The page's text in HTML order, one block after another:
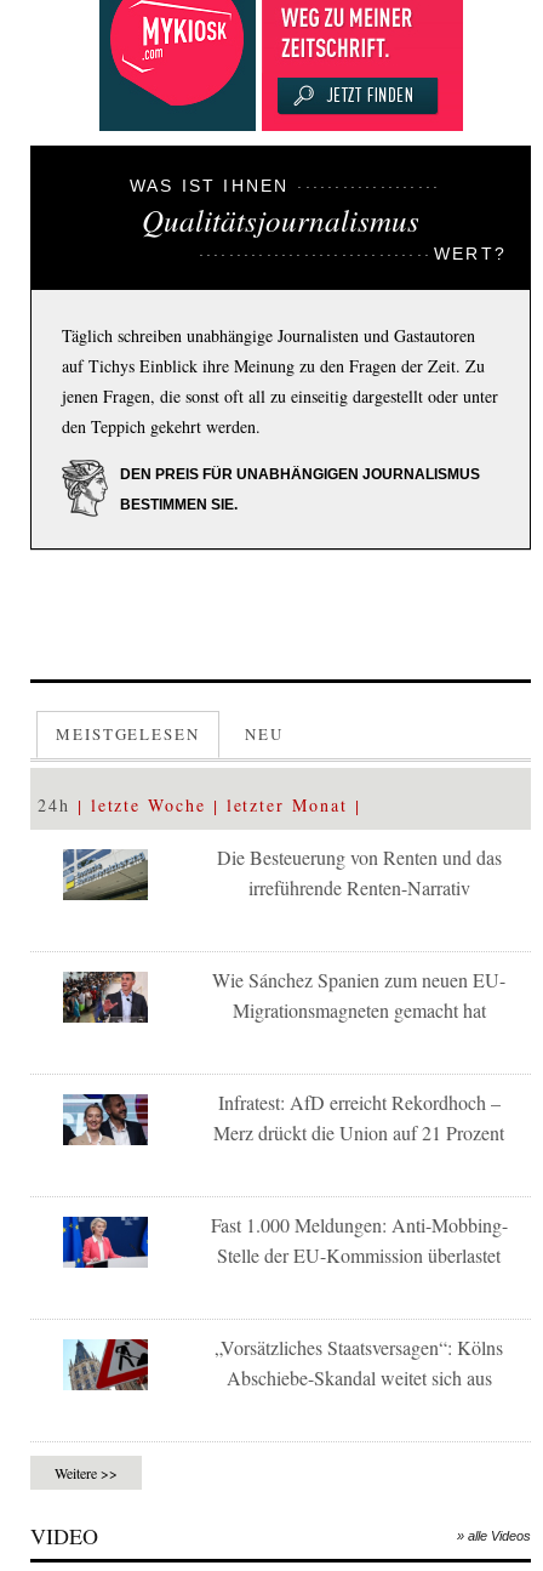
WAS IST IHNEN
Qualitätsjournalismus
WERT?
Täglich schreiben unabhängige Journalisten und Gastautoren
auf Tichys Einblick ihre Meinung zu den Fragen der Zeit. Zu
jenen Fragen, die sonst oft all zu einseitig dargestellt oder unter
den Teppich gekehrt werden.
DEN PREIS FÜR UNABHÄNGIGEN JOURNALISMUS
BESTIMMEN SIE.
MEISTGELESEN NEU
24h letzte Woche letzter Monat
Die Besteuerung von Renten und das
irreführende Renten-Narrativ
Wie Sánchez Spanien zum neuen EU-
Migrationsmagneten gemacht hat
Infratest: AfD erreicht Rekordhoch –
Merz drückt die Union auf 21 Prozent
Fast 1.000 Meldungen: Anti-Mobbing-
Stelle der EU-Kommission überlastet
„Vorsätzliches Staatsversagen“: Kölns
Abschiebe-Skandal weitet sich aus
Weitere >>
VIDEO » alle Videos